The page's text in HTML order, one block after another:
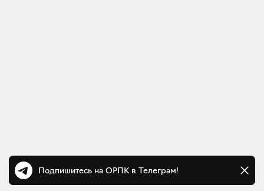
Подпишитесь на ОРПК в Телеграм!